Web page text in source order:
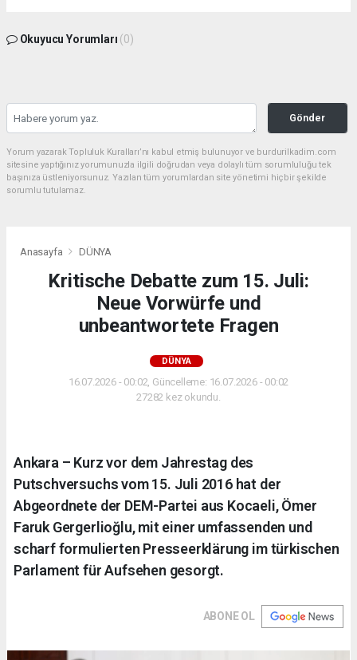
Okuyucu Yorumları (0)
Gönder
Yorum yazarak Topluluk Kuralları’nı kabul etmiş bulunuyor ve burdurilkadim.com
sitesine yaptığınız yorumunuzla ilgili doğrudan veya dolaylı tüm sorumluluğu tek
başınıza üstleniyorsunuz. Yazılan tüm yorumlardan site yönetimi hiçbir şekilde
sorumlu tutulamaz.
Anasayfa DÜNYA
Kritische Debatte zum 15. Juli:
Neue Vorwürfe und
unbeantwortete Fragen
DÜNYA
16.07.2026 - 00:02, Güncelleme: 16.07.2026 - 00:02
27282 kez okundu.
Ankara – Kurz vor dem Jahrestag des
Putschversuchs vom 15. Juli 2016 hat der
Abgeordnete der DEM-Partei aus Kocaeli, Ömer
Faruk Gergerlioğlu, mit einer umfassenden und
scharf formulierten Presseerklärung im türkischen
Parlament für Aufsehen gesorgt.
ABONE OL